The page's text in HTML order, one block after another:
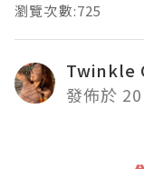
瀏覽次數:725
Twinkle
發佈於